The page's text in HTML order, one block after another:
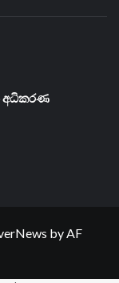
අධිකරණ
by AF